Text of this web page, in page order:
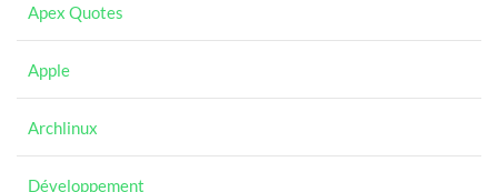
Apex Quotes
Apple
Archlinux
Développement